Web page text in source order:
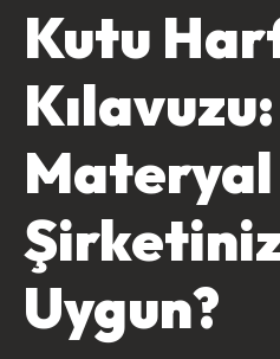
Kutu
Materyal
Uygun?